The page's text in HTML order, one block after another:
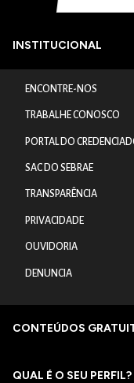
INSTITUCIONAL
ENCONTRE-NOS
TRABALHE CONOSCO
PORTAL DO
SAC DO SEBRAE
TRANSPARÊNCIA
PRIVACIDADE
OUVIDORIA
DENUNCIA
CONTEÚDOS
QUAL É O SEU PERFIL?